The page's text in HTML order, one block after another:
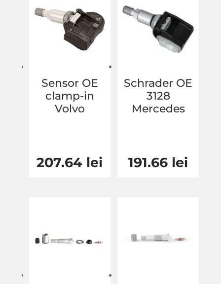
Sensor OE
clamp-in
Volvo
207.64 lei
Schrader OE
3128
Mercedes
191.66 lei